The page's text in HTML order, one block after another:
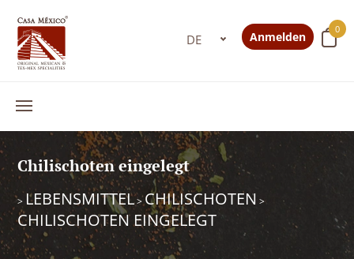
0
Anmelden
Chilischoten eingelegt
> LEBENSMITTEL>CHILISCHOTEN >
CHILISCHOTEN EINGELEGT